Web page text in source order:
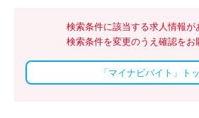
検索条件に該当する求人情報が
検索条件を変更のうえ確認をお
「マイナビバイト」ト